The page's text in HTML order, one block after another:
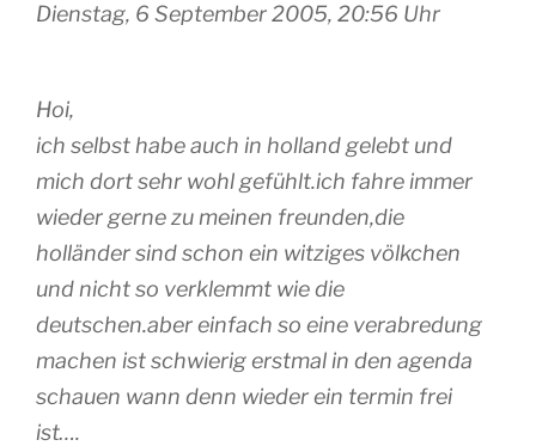
Dienstag, 6 September 2005, 20:56 Uhr
Hoi,
ich selbst habe auch in holland gelebt und
mich dort sehr wohl gefühlt.ich fahre immer
wieder gerne zu meinen freunden,die
holländer sind schon ein witziges völkchen
und nicht so verklemmt wie die
deutschen.aber einfach so eine verabredung
machen ist schwierig erstmal in den agenda
schauen wann denn wieder ein termin frei
ist….